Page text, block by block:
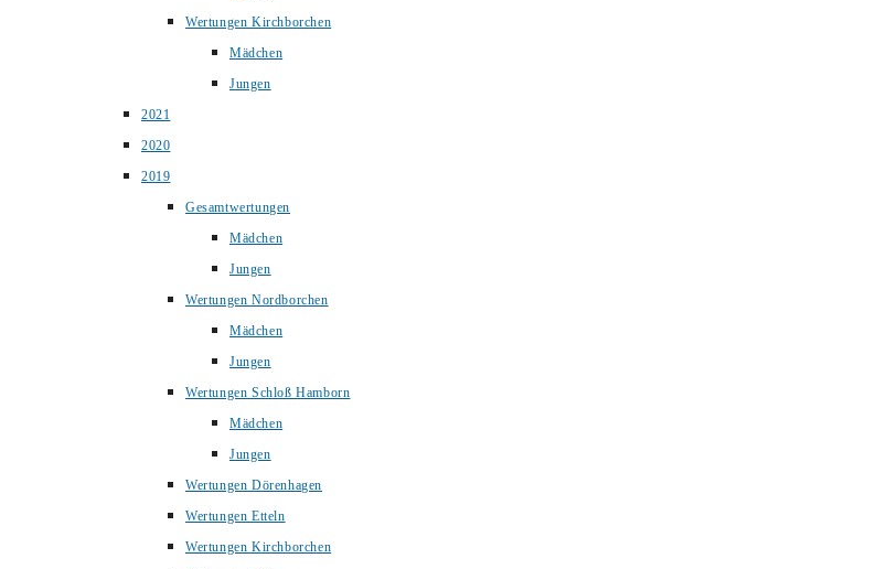
Wertungen Kirchborchen
Mädchen
Jungen
2021
2020
2019
Gesamtwertungen
Mädchen
Jungen
Wertungen Nordborchen
Mädchen
Jungen
Wertungen Schloß Hamborn
Mädchen
Jungen
Wertungen Dörenhagen
Wertungen Etteln
Wertungen Kirchborchen